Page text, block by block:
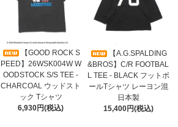
【GOOD ROCK S
PEED】26WSK004W W
OODSTOCK S/S TEE -
CHARCOAL ウッドスト
ック Tシャツ
6,930円(税込)
【A.G.SPALDING
&BROS】C/R FOOTBAL
L TEE - BLACK フットボ
ールTシャツ レーヨン混
日本製
15,400円(税込)